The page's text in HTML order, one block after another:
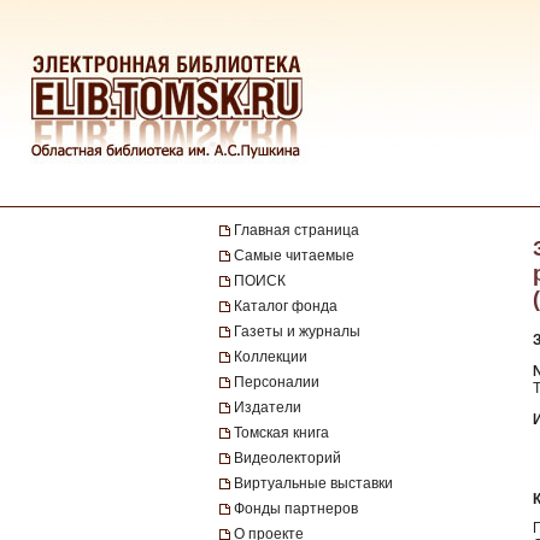
Главная страница
Самые читаемые
ПОИСК
Каталог фонда
Газеты и журналы
Коллекции
Персоналии
Издатели
Томская книга
Видеолекторий
Виртуальные выставки
Фонды партнеров
О проекте